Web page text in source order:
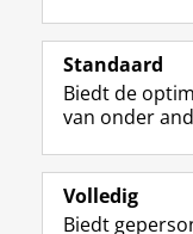
Volg
Studiekiezers
Alumni
Standaard
Biedt de
van onder
Volledig
Biedt